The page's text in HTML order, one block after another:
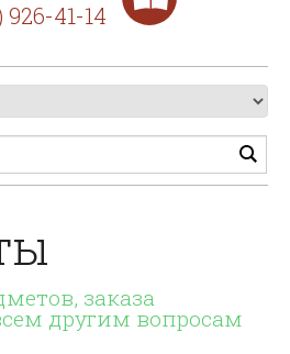
926-41-14
заказа
другим вопросам